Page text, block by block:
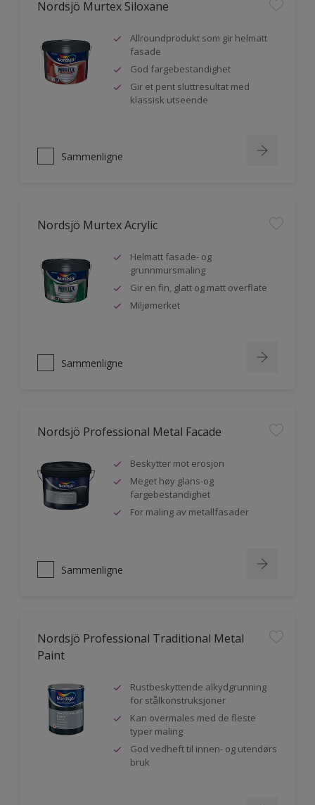
Nordsjö Murtex Siloxane
Allroundprodukt som gir helmatt
fasade
God fargebestandighet
Gir et pent sluttresultat med
klassisk utseende
Sammenligne
Nordsjö Murtex Acrylic
Helmatt fasade- og
grunnmursmaling
Gir en fin, glatt og matt overflate
Miljømerket
Sammenligne
Nordsjö Professional Metal Facade
Beskytter mot erosjon
Meget høy glans-og
fargebestandighet
For maling av metallfasader
Sammenligne
Nordsjö Professional Traditional Metal
Paint
Rustbeskyttende alkydgrunning
for stålkonstruksjoner
Kan overmales med de fleste
typer maling
God vedheft til innen- og utendørs
bruk